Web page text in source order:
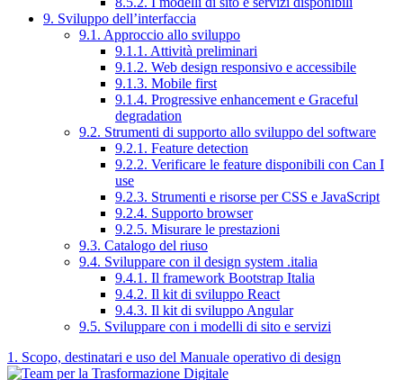
9. Sviluppo dell’interfaccia
9.1. Approccio allo sviluppo
9.1.1. Attività preliminari
9.1.2. Web design responsivo e accessibile
9.1.3. Mobile first
9.1.4. Progressive enhancement e Graceful
degradation
9.2. Strumenti di supporto allo sviluppo del software
9.2.1. Feature detection
9.2.2. Verificare le feature disponibili con Can I
use
9.2.3. Strumenti e risorse per CSS e JavaScript
9.2.4. Supporto browser
9.2.5. Misurare le prestazioni
9.3. Catalogo del riuso
9.4. Sviluppare con il design system .italia
9.4.1. Il framework Bootstrap Italia
9.4.2. Il kit di sviluppo React
9.4.3. Il kit di sviluppo Angular
9.5. Sviluppare con i modelli di sito e servizi
1. Scopo, destinatari e uso del Manuale operativo di design